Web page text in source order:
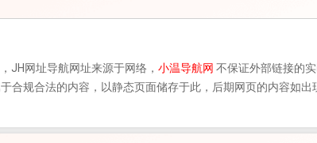
JH网址导航网址来源于网络， 小温导航网 不保证外部链接的
合规合法的内容，以静态页面储存于此，后期网页的内容如